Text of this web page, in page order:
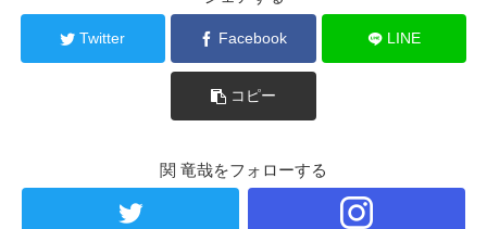
Twitter Facebook LINE
コピー
関 竜哉をフォローする